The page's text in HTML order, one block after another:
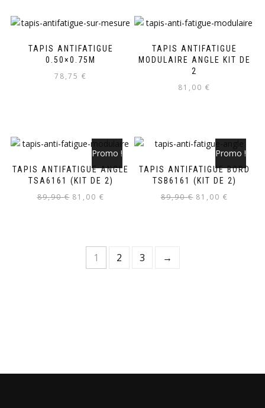
TAPIS ANTIFATIGUE
0.50×0.75M
78,75 €
TAPIS ANTIFATIGUE
MODULAIRE ANGLE KIT DE
2
81,00 €
TAPIS ANTIFATIGUE ANGLE
TSA6161 (KIT DE 2)
Promo !
89,90€ 81,00 €
TAPIS ANTIFATIGUE BORD
TSB6161 (KIT DE 2)
Promo !
89,90€ 81,00 €
1 2 3 →